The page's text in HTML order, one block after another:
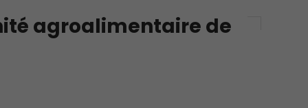
agroalimentaire de